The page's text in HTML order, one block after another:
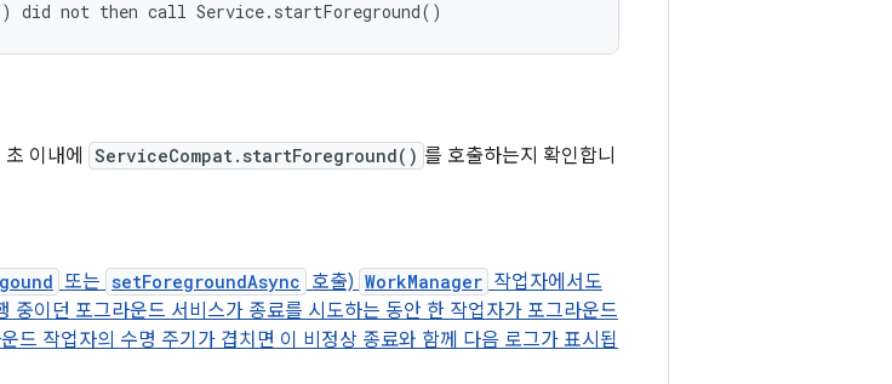
이내에
ServiceCompat.startForeground() 를 호출하는지 확인합니
또는 setForegroundAsync 호출) WorkManager 작업자에서도
중이던 포그라운드 서비스가 종료를 시도하는 동안 한 작업자가 포그라운드
드 작업자의 수명 주기가 겹치면 이 비정상 종료와 함께 다음 로그가 표시됩